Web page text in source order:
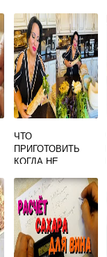
ЧТО
ПРИГОТОВИТЬ
КОГДА НЕ